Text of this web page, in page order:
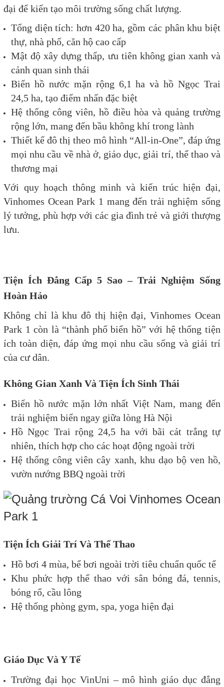
đại để kiến tạo môi trường sống chất lượng.
Tổng diện tích: hơn 420 ha, gồm các phân khu biệt
thự, nhà phố, căn hộ cao cấp
Mật độ xây dựng thấp, ưu tiên không gian xanh và
cảnh quan sinh thái
Biển hồ nước mặn rộng 6,1 ha và hồ Ngọc Trai
24,5 ha, tạo điểm nhấn đặc biệt
Hệ thống công viên, hồ điều hòa và quảng trường
rộng lớn, mang đến bầu không khí trong lành
Thiết kế đô thị theo mô hình “All-in-One”, đáp ứng
mọi nhu cầu về nhà ở, giáo dục, giải trí, thể thao và
thương mại
Với quy hoạch thông minh và kiến trúc hiện đại,
Vinhomes Ocean Park 1 mang đến trải nghiệm sống
lý tưởng, phù hợp với các gia đình trẻ và giới thượng
lưu.
Tiện Ích Đẳng Cấp 5 Sao – Trải Nghiệm Sống
Hoàn Hảo
Không chỉ là khu đô thị hiện đại, Vinhomes Ocean
Park 1 còn là “thành phố biển hồ” với hệ thống tiện
ích toàn diện, đáp ứng mọi nhu cầu sống và giải trí
của cư dân.
Không Gian Xanh Và Tiện Ích Sinh Thái
Biển hồ nước mặn lớn nhất Việt Nam, mang đến
trải nghiệm biển ngay giữa lòng Hà Nội
Hồ Ngọc Trai rộng 24,5 ha với bãi cát trắng tự
nhiên, thích hợp cho các hoạt động ngoài trời
Hệ thống công viên cây xanh, khu dạo bộ ven hồ,
vườn nướng BBQ ngoài trời
Tiện Ích Giải Trí Và Thể Thao
Hồ bơi 4 mùa, bể bơi ngoài trời tiêu chuẩn quốc tế
Khu phức hợp thể thao với sân bóng đá, tennis,
bóng rổ, cầu lông
Hệ thống phòng gym, spa, yoga hiện đại
Giáo Dục Và Y Tế
Trường đại học VinUni – mô hình giáo dục đẳng